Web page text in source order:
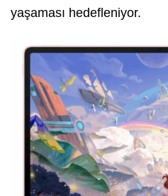
yaşaması hedefleniyor.